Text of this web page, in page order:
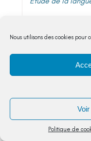
Nous utilisons des cookies
Politique de
le verbe